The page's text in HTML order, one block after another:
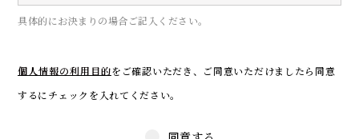
具体的にお決まりの場合ご記入ください。
個人情報の利用目的をご確認いただき、 ご同意いただけましたら同意
するにチェックを入れてください。